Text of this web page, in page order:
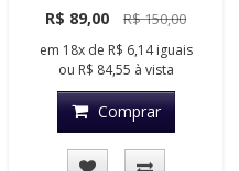
R$ 89,00 R$ 150,00
em 18xde R$ 6,14 iguais
ou R$ 84,55 à vista
Comprar